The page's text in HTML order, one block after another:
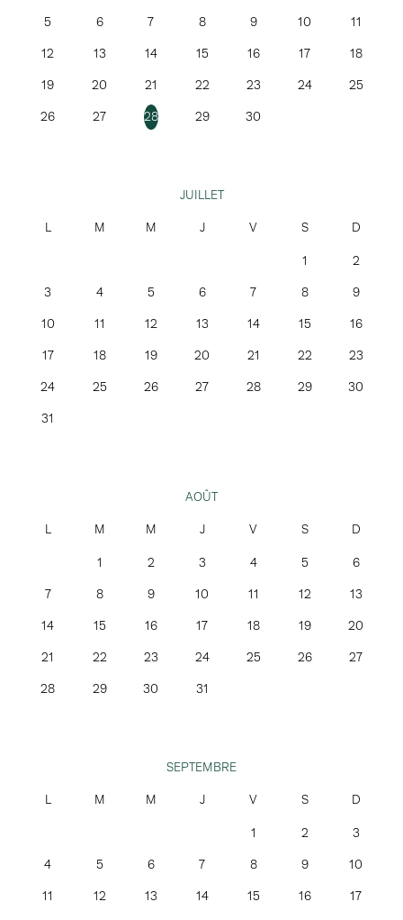
5
6 7 8 9 10
11
12
13 14 15 16 17
18
19
20 21 22 23 24
25
26
27 28 29 30
JUILLET
1
2
3
4 5 6 7 8
9
10
11 12 13 14 15
16
17
18 19 20 21 22
23
24
25 26 27 28 29
30
31
AOÛT
1 2 3 4 5
6
7
8 9 10 11 12
13
14
15 16 17 18 19
20
21
22 23 24 25 26
27
28
29 30 31
SEPTEMBRE
1 2
3
4
5 6 7 8 9
10
11
12 13 14 15 16
17